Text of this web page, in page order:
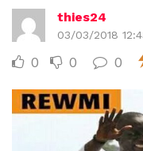
thies24
03/03/2018
0 0 0